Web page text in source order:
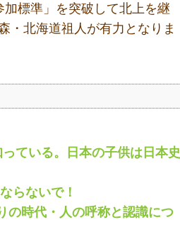
標準」を突破して北上を継
・北海道祖人が有力となりま
ている。日本の子供は日本史
らないで！
の時代・人の呼称と認識につ